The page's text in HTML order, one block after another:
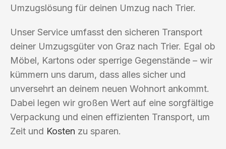
Umzugslösung für deinen Umzug nach Trier.
Unser Service umfasst den sicheren Transport
deiner Umzugsgüter von Graz nach Trier. Egal ob
Möbel, Kartons oder sperrige Gegenstände – wir
kümmern uns darum, dass alles sicher und
unversehrt an deinem neuen Wohnort ankommt.
Dabei legen wir großen Wert auf eine sorgfältige
Verpackung und einen effizienten Transport, um
Zeit und Kosten zu sparen.